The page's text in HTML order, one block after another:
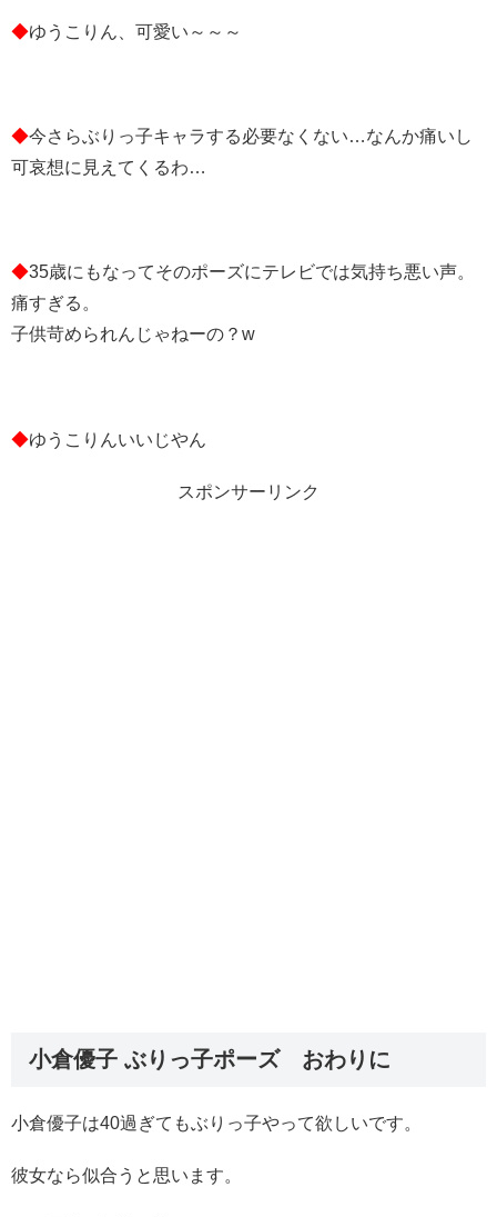
◆ゆうこりん、可愛い～～～
◆今さらぶりっ子キャラする必要なくない…なんか痛いし
可哀想に見えてくるわ…
◆35歳にもなってそのポーズにテレビでは気持ち悪い声。
痛すぎる。
子供苛められんじゃねーの？w
◆ゆうこりんいいじやん
スポンサーリンク
小倉優子 ぶりっ子ポーズ おわりに
小倉優子は40過ぎてもぶりっ子やって欲しいです。
彼女なら似合うと思います。